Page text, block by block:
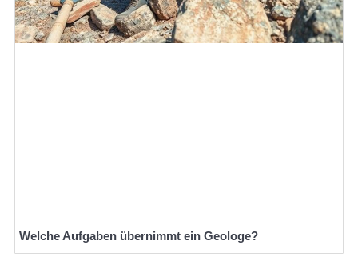
Welche Aufgaben übernimmt ein Geologe?